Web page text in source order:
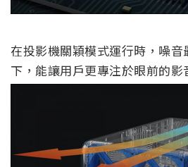
在投影機關穎模式運行時，噪
下，能讓用戶更專注於眼前的影